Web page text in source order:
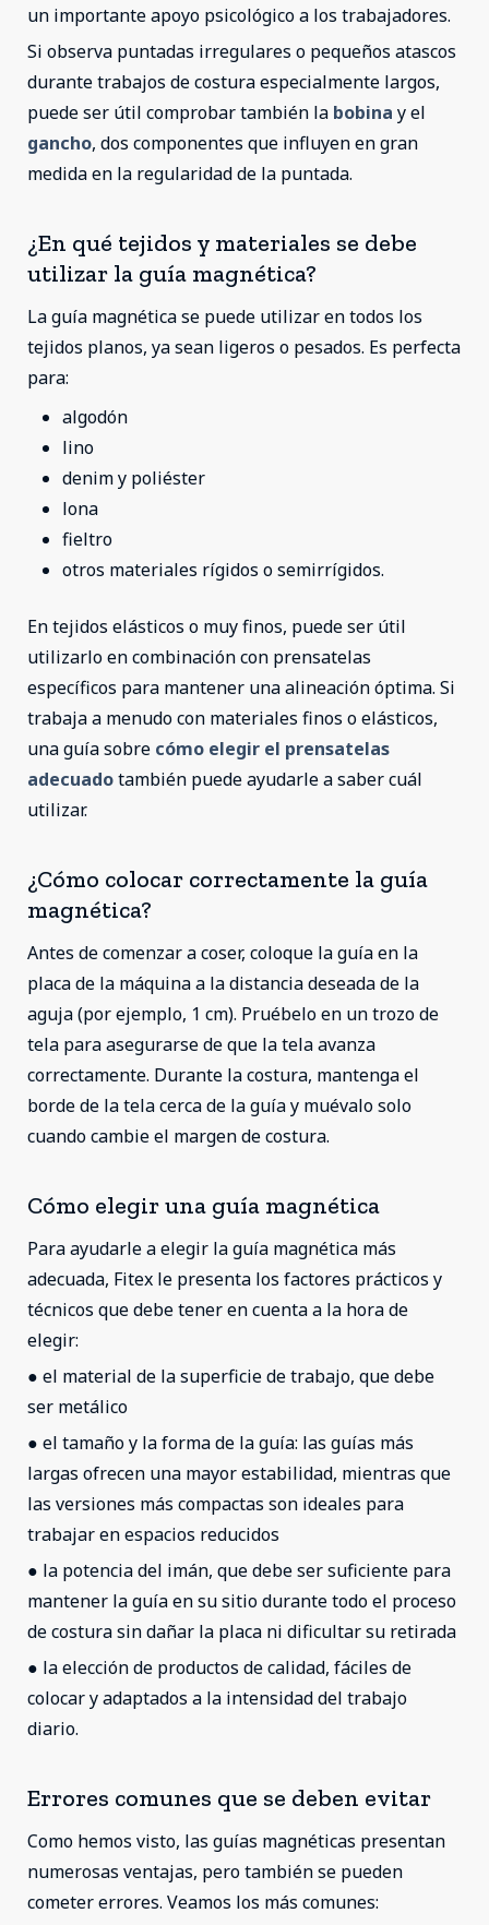
un importante apoyo psicológico a los trabajadores.
Si observa puntadas irregulares o pequeños atascos
durante trabajos de costura especialmente largos,
puede ser útil comprobar también la bobina y el
gancho, dos componentes que influyen en gran
medida en la regularidad de la puntada.
¿En qué tejidos y materiales se debe
utilizar la guía magnética?
La guía magnética se puede utilizar en todos los
tejidos planos, ya sean ligeros o pesados. Es perfecta
para:
algodón
lino
denim y poliéster
lona
fieltro
otros materiales rígidos o semirrígidos.
En tejidos elásticos o muy finos, puede ser útil
utilizarlo en combinación con prensatelas
específicos para mantener una alineación óptima. Si
trabaja a menudo con materiales finos o elásticos,
una guía sobre cómo elegir el prensatelas
adecuadotambién puede ayudarle a saber cuál
utilizar.
¿Cómo colocar correctamente la guía
magnética?
Antes de comenzar a coser, coloque la guía en la
placa de la máquina a la distancia deseada de la
aguja (por ejemplo, 1 cm). Pruébelo en un trozo de
tela para asegurarse de que la tela avanza
correctamente. Durante la costura, mantenga el
borde de la tela cerca de la guía y muévalo solo
cuando cambie el margen de costura.
Cómo elegir una guía magnética
Para ayudarle a elegir la guía magnética más
adecuada, Fitex le presenta los factores prácticos y
técnicos que debe tener en cuenta a la hora de
elegir:
● el material de la superficie de trabajo, que debe
ser metálico
● el tamaño y la forma de la guía: las guías más
largas ofrecen una mayor estabilidad, mientras que
las versiones más compactas son ideales para
trabajar en espacios reducidos
● la potencia del imán, que debe ser suficiente para
mantener la guía en su sitio durante todo el proceso
de costura sin dañar la placa ni dificultar su retirada
● la elección de productos de calidad, fáciles de
colocar y adaptados a la intensidad del trabajo
diario.
Errores comunes que se deben evitar
Como hemos visto, las guías magnéticas presentan
numerosas ventajas, pero también se pueden
cometer errores. Veamos los más comunes: